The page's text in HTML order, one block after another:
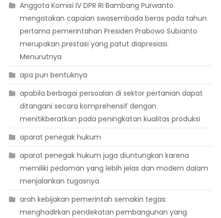
Anggota Komisi IV DPR RI Bambang Purwanto
mengatakan capaian swasembada beras pada tahun
pertama pemerintahan Presiden Prabowo Subianto
merupakan prestasi yang patut diapresiasi.
Menurutnya
apa pun bentuknya
apabila berbagai persoalan di sektor pertanian dapat
ditangani secara komprehensif dengan
menitikberatkan pada peningkatan kualitas produksi
aparat penegak hukum
aparat penegak hukum juga diuntungkan karena
memiliki pedoman yang lebih jelas dan modern dalam
menjalankan tugasnya
arah kebijakan pemerintah semakin tegas:
menghadirkan pendekatan pembangunan yang